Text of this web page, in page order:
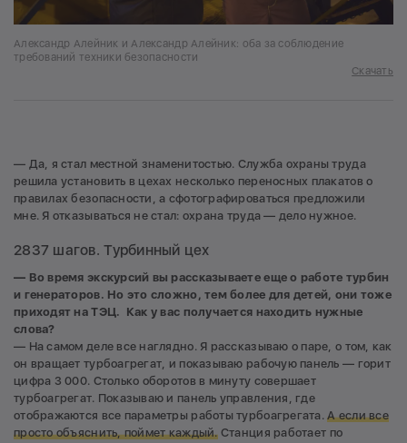
Александр Алейник и Александр Алейник: оба за соблюдение
требований техники безопасности
Скачать
— Да, я стал местной знаменитостью. Служба охраны труда
решила установить в цехах несколько переносных плакатов о
правилах безопасности, а сфотографироваться предложили
мне. Я отказываться не стал: охрана труда — дело нужное.
2837 шагов. Турбинный цех
— Во время экскурсий вы рассказываете еще о работе турбин
и генераторов. Но это сложно, тем более для детей, они тоже
приходят на ТЭЦ. Как у вас получается находить нужные
слова?
— На самом деле все наглядно. Я рассказываю о паре, о том, как
он вращает турбоагрегат, и показываю рабочую панель — горит
цифра 3 000. Столько оборотов в минуту совершает
турбоагрегат. Показываю и панель управления, где
отображаются все параметры работы турбоагрегата.А если все
просто объяснить, поймет каждый.Станция работает по